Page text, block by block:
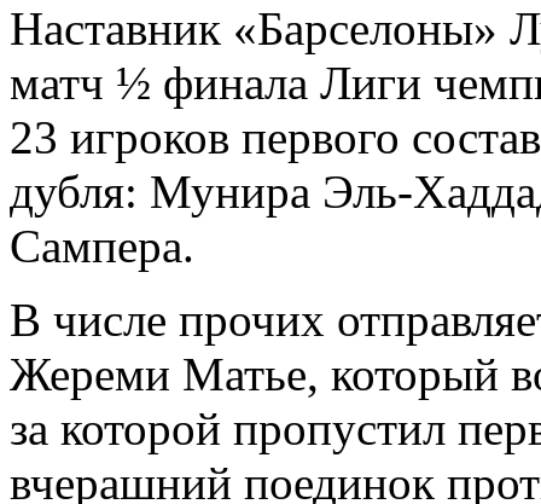
Наставник «Барселоны»
матч ½ финала Лиги
23 игроков первого
дубля: Мунира Эль-
Сампера.
В числе прочих
Жереми Матье, который
за которой пропустил
вчерашний поединок